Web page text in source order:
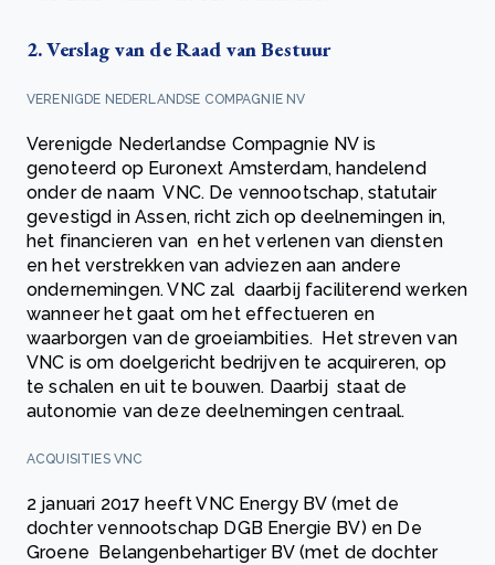
2. Verslag van de Raad van Bestuur
VERENIGDE NEDERLANDSE COMPAGNIE NV
Verenigde Nederlandse Compagnie NV is
genoteerd op Euronext Amsterdam, handelend
onder de naam VNC. De vennootschap, statutair
gevestigd in Assen, richt zich op deelnemingen in,
het financieren van en het verlenen van diensten
en het verstrekken van adviezen aan andere
ondernemingen. VNC zal daarbij faciliterend werken
wanneer het gaat om het effectueren en
waarborgen van de groeiambities. Het streven van
VNC is om doelgericht bedrijven te acquireren, op
te schalen en uit te bouwen. Daarbij staat de
autonomie van deze deelnemingen centraal.
ACQUISITIES VNC
2 januari 2017 heeft VNC Energy BV (met de
dochter vennootschap DGB Energie BV) en De
Groene Belangenbehartiger BV (met de dochter